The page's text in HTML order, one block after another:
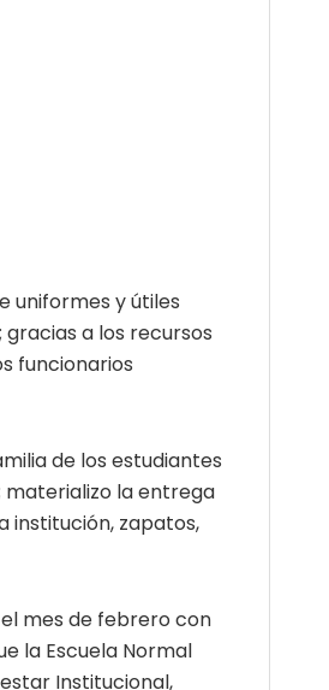
uniformes y útiles
a los recursos
funcionarios
de los estudiantes
materializo la entrega
institución, zapatos,
mes de febrero con
la Escuela Normal
Institucional,